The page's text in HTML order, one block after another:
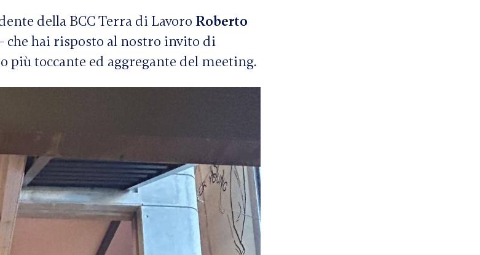
della BCC Terra di Lavoro Roberto
che hai risposto al nostro invito di
toccante ed aggregante del meeting.